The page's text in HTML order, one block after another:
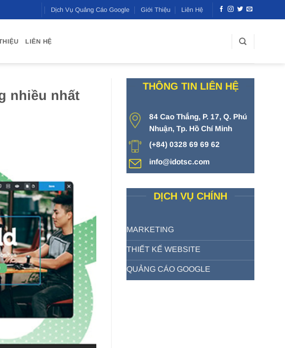
Dịch Vụ Quảng Cáo Google Giới Thiệu Liên Hệ
LIÊN HỆ
nhiều nhất
THÔNG TIN LIÊN HỆ
84 Cao Thắng, P. 17, Q. Phú
Nhuận, Tp. Hồ Chí Minh
(+84) 0328 69 69 62
info@idotsc.com
DỊCH VỤ CHÍNH
MARKETING
THIẾT KẾ WEBSITE
QUẢNG CÁO GOOGLE